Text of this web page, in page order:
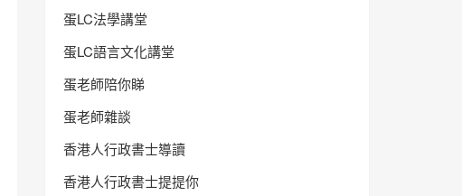
蛋LC法學講堂
蛋LC語言文化講堂
蛋老師陪你睇
蛋老師雜談
香港人行政書士導讀
香港人行政書士提提你